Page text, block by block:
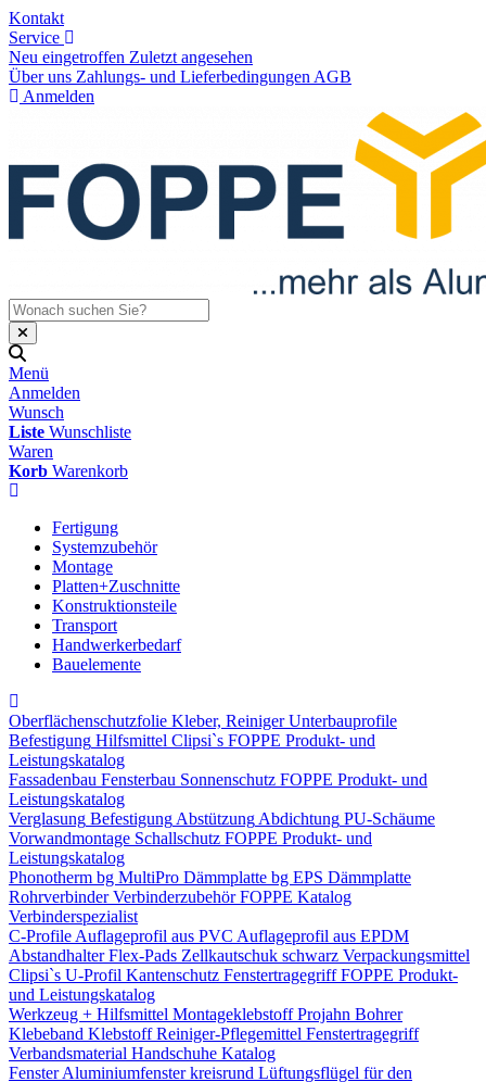
Kontakt
Service
Neu eingetroffen Zuletzt angesehen
Über uns Zahlungs- und Lieferbedingungen AGB
Anmelden
Menü
Anmelden
Wunsch
Liste Wunschliste
Waren
Korb Warenkorb
Fertigung
Systemzubehör
Montage
Platten+Zuschnitte
Konstruktionsteile
Transport
Handwerkerbedarf
Bauelemente
Oberflächenschutzfolie Kleber, Reiniger Unterbauprofile
Befestigung Hilfsmittel Clipsi`s FOPPE Produkt- und
Leistungskatalog
Fassadenbau Fensterbau Sonnenschutz FOPPE Produkt- und
Leistungskatalog
Verglasung Befestigung Abstützung Abdichtung PU-Schäume
Vorwandmontage Schallschutz FOPPE Produkt- und
Leistungskatalog
Phonotherm bg MultiPro Dämmplatte bg EPS Dämmplatte
Rohrverbinder Verbinderzubehör FOPPE Katalog
Verbinderspezialist
C-Profile Auflageprofil aus PVC Auflageprofil aus EPDM
Abstandhalter Flex-Pads Zellkautschuk schwarz Verpackungsmittel
Clipsi`s U-Profil Kantenschutz Fenstertragegriff FOPPE Produkt-
und Leistungskatalog
Werkzeug + Hilfsmittel Montageklebstoff Projahn Bohrer
Klebeband Klebstoff Reiniger-Pflegemittel Fenstertragegriff
Verbandsmaterial Handschuhe Katalog
Fenster Aluminiumfenster kreisrund Lüftungsflügel für den